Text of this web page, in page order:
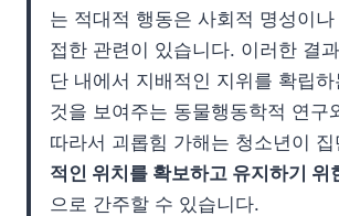
는 적대적 행동은 사회적 명성이
접한 관련이 있습니다. 이러한 결
단 내에서 지배적인 지위를 확립
것을 보여주는 동물행동학적 연구
따라서 괴롭힘 가해는 청소년이 집
적인 위치를 확보하고 유지하기 위
으로 간주할 수 있습니다.